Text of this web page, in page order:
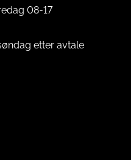
08-17
etter avtale